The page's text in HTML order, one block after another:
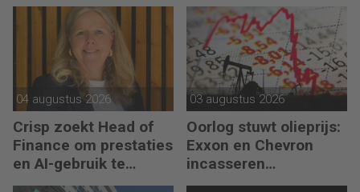
04 augustus 2026
Crisp zoekt Head of
Finance om prestaties
en AI-gebruik te
versnellen
03 augustus 2026
Oorlog stuwt olieprijs:
Exxon en Chevron
incasseren
miljardenwinsten